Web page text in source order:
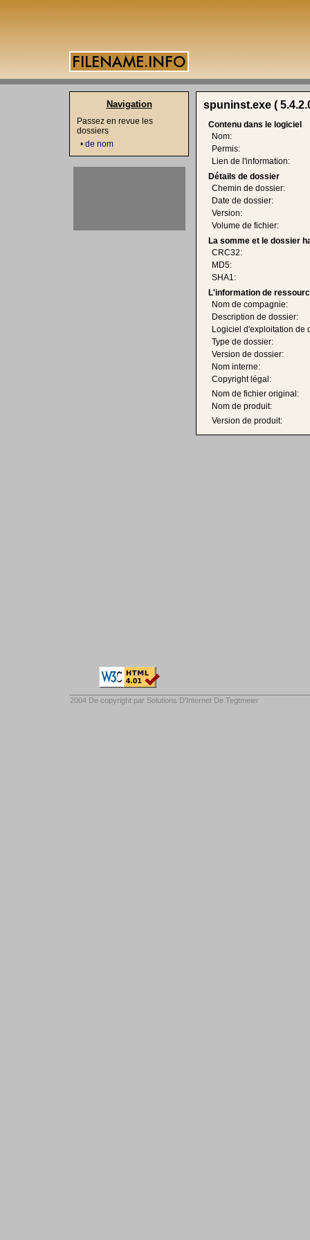
spuninst.exe (
Contenu dans le logiciel
Nom:
Permis:
Lien de l'information:
Détails de dossier
Chemin de dossier:
Date de dossier:
Version:
Volume de fichier:
La somme et le dossier
CRC32:
MD5:
SHA1:
L'information de
Nom de compagnie:
Description de dossier:
Logiciel d'exploitation de
Type de dossier:
Version de dossier:
Nom interne:
Copyright légal:
Nom de fichier original:
Nom de produit:
Version de produit:
Navigation
Passez en revue les
dossiers
• de nom
2004 De copyright par Solutions D'Internet De Tegtmeier